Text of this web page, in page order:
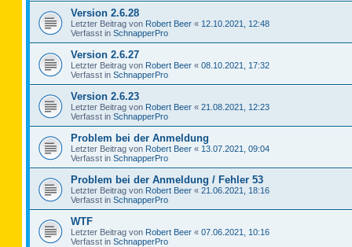
Version 2.6.28
Letzter Beitrag von Robert Beer « 12.10.2021, 12:48
Verfasst in SchnapperPro
Version 2.6.27
Letzter Beitrag von Robert Beer « 08.10.2021, 17:32
Verfasst in SchnapperPro
Version 2.6.23
Letzter Beitrag von Robert Beer « 21.08.2021, 12:23
Verfasst in SchnapperPro
Problem bei der Anmeldung
Letzter Beitrag von Robert Beer « 13.07.2021, 09:04
Verfasst in SchnapperPro
Problem bei der Anmeldung / Fehler 53
Letzter Beitrag von Robert Beer « 21.06.2021, 18:16
Verfasst in SchnapperPro
WTF
Letzter Beitrag von Robert Beer « 07.06.2021, 10:16
Verfasst in SchnapperPro